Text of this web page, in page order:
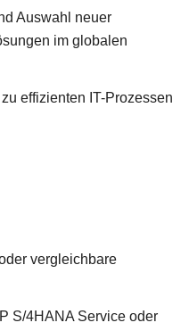
Auswahl neuer
im globalen
effizienten IT-Prozessen
vergleichbare
S/4HANA Service oder